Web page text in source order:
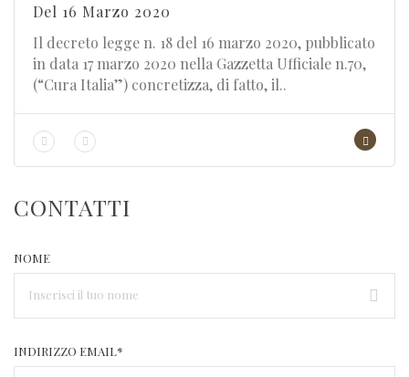
Del 16 Marzo 2020
Il decreto legge n. 18 del 16 marzo 2020, pubblicato
in data 17 marzo 2020 nella Gazzetta Ufficiale n.70,
(“Cura Italia”) concretizza, di fatto, il..
CONTATTI
NOME
INDIRIZZO EMAIL*